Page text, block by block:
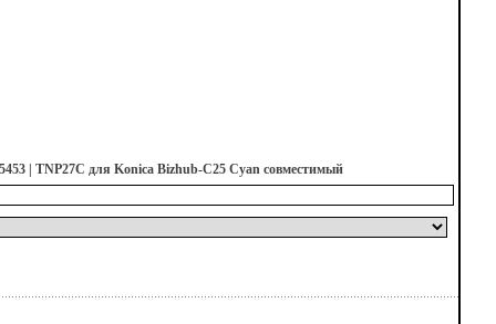
| TNP27C для Konica Bizhub-C25 Cyan совместимый